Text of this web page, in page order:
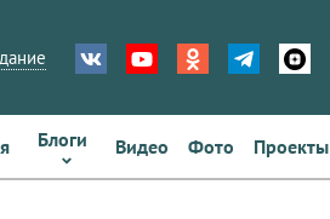
Блоги Видео Фото Проекты